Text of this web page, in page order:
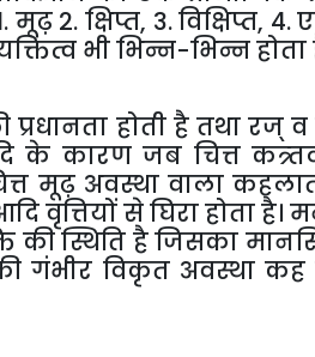
मूढ़2. क्षिप्त, 3.विक्षिप्त, 4.
भीभिन्न-भिन्नहोता
प्रधानता होती है तथा रज् व
के कारण जब चित्त
मूढ़ अवस्था वाला
वृत्तियोंसेघिराहोताहै।
कीस्थिति हैजिसका
गंभीर विकृत अवस्था कह